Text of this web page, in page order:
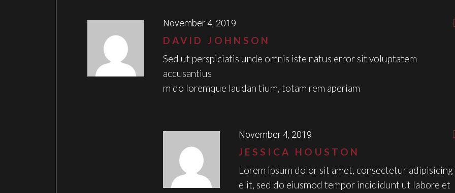
November 4, 2019
DAVID JOHNSON
Sed ut perspiciatis unde omnis iste natus error sit voluptatem
accusantius
m do loremque laudan tium, totam rem aperiam
November 4, 2019
JESSICA HOUSTON
Lorem ipsum dolor sit amet, consectetur adipisicing
elit, sed do eiusmod tempor incididunt ut labore et